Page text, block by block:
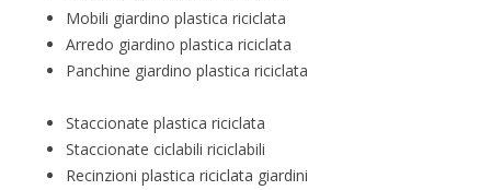
Mobili giardino plastica riciclata
Arredo giardino plastica riciclata
Panchine giardino plastica riciclata
Staccionate plastica riciclata
Staccionate ciclabili riciclabili
Recinzioni plastica riciclata giardini